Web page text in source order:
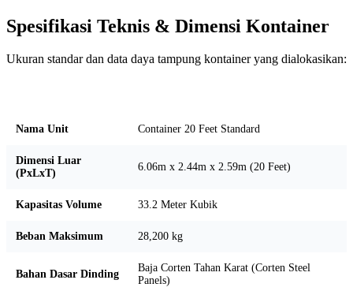
Spesifikasi Teknis & Dimensi Kontainer
Ukuran standar dan data daya tampung kontainer yang dialokasikan:
Nama Unit Container 20 Feet Standard
Dimensi Luar
(PxLxT)
6.06m x 2.44m x 2.59m (20 Feet)
Kapasitas Volume 33.2 Meter Kubik
Beban Maksimum 28,200 kg
Bahan Dasar Dinding
Baja Corten Tahan Karat (Corten Steel
Panels)